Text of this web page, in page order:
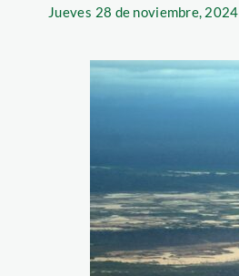
Jueves 28 de noviembre, 2024